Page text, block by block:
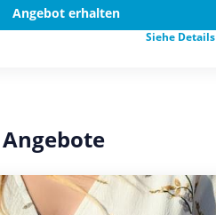
Angebot erhalten
Siehe Details